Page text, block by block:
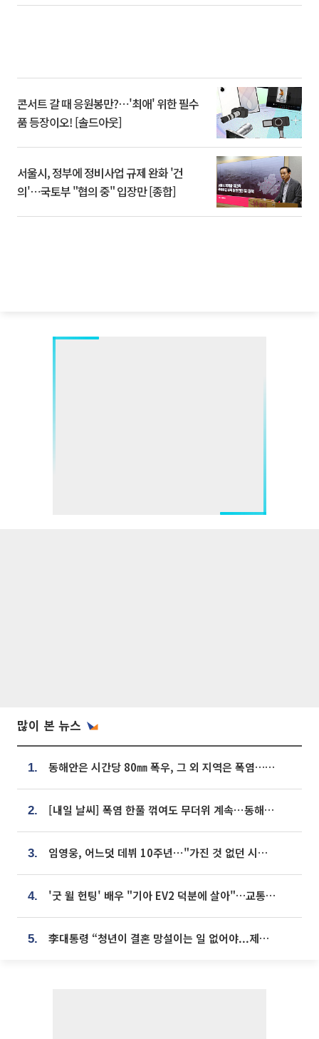
콘서트 갈 때 응원봉만?⋯'최애' 위한 필수
품 등장이오! [솔드아웃]
서울시, 정부에 정비사업 규제 완화 '건
의'⋯국토부 "협의 중" 입장만 [종합]
많이 본 뉴스
1. 동해안은 시간당 80㎜ 폭우, 그 외 지역은 폭염…‘극과 극 날씨’
2. [내일 날씨] 폭염 한풀 꺾여도 무더위 계속⋯동해안 이틀 연속 비
3. 임영웅, 어느덧 데뷔 10주년⋯"가진 것 없던 시절, 내 앞엔 20명의 팬뿐"
4. '굿 윌 헌팅' 배우 "기아 EV2 덕분에 살아"…교통사고 후 안전성 극찬
5. 李대통령 “청년이 결혼 망설이는 일 없어야...제도상 불이익 조사”